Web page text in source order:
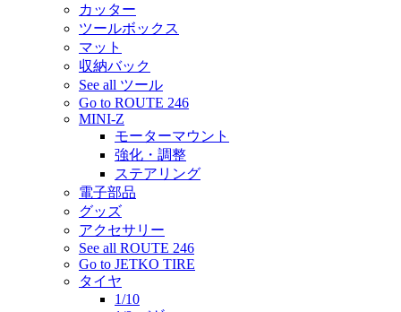
カッター
ツールボックス
マット
収納バック
See all ツール
Go to ROUTE 246
MINI-Z
モーターマウント
強化・調整
ステアリング
電子部品
グッズ
アクセサリー
See all ROUTE 246
Go to JETKO TIRE
タイヤ
1/10